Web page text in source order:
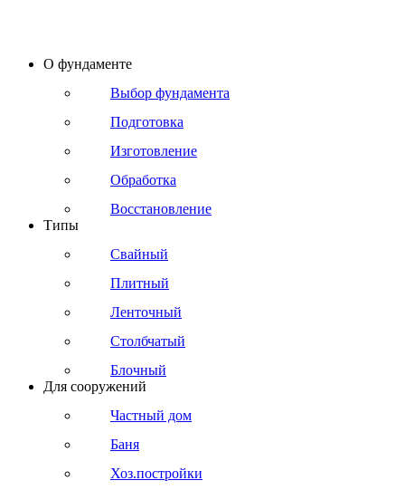
О фундаменте
Выбор фундамента
Подготовка
Изготовление
Обработка
Восстановление
Типы
Свайный
Плитный
Ленточный
Столбчатый
Блочный
Для сооружений
Частный дом
Баня
Хоз.постройки